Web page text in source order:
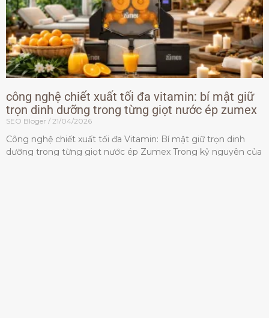
công nghệ chiết xuất tối đa vitamin: bí mật giữ
trọn dinh dưỡng trong từng giọt nước ép zumex
SEO Bloger 21/04/2026
Công nghệ chiết xuất tối đa Vitamin: Bí mật giữ trọn dinh
dưỡng trong từng giọt nước ép Zumex Trong kỷ nguyên của